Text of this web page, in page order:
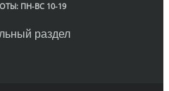
ПН-ВС 10-19
раздел